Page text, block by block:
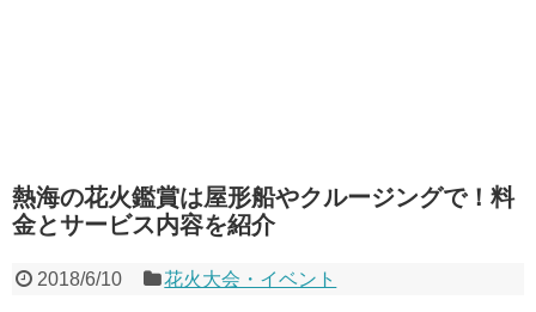
熱海の花火鑑賞は屋形船やクルージングで！料
金とサービス内容を紹介
2018/6/10 花火大会・イベント